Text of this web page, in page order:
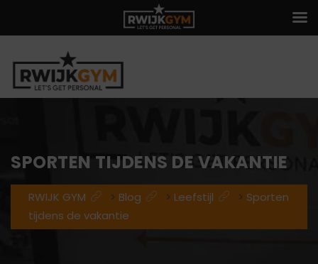
SPORTEN TIJDENS DE VAKANTIE
RWIJK GYM > Blog > Leefstijl > Sporten
tijdens de vakantie